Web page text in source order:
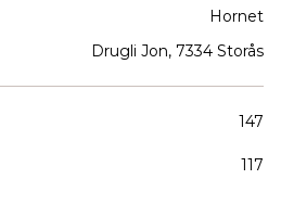
Hornet
Drugli Jon, 7334 Storås
147
117